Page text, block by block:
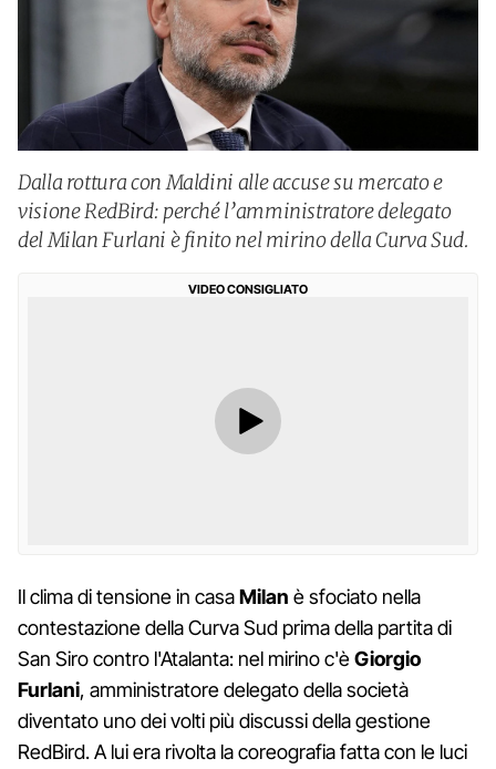
Dalla rottura con Maldini alle accuse su mercato e
visione RedBird: perché l’amministratore delegato
del Milan Furlani è finito nel mirino della Curva Sud.
VIDEO CONSIGLIATO
Il clima di tensione in casaMilan è sfociato nella
contestazione della Curva Sud prima della partita di
San Siro contro l'Atalanta: nel mirino c'èGiorgio
Furlani, amministratore delegato della società
diventato uno dei volti più discussi della gestione
RedBird. A lui era rivolta la coreografia fatta con le luci